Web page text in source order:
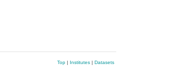
Top| Institutes| Datasets